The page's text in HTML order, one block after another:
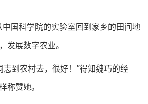
国科学院的实验室回到家乡的田间地
发展数字农业。
志到农村去，很好！”得知魏巧的经
称赞她。